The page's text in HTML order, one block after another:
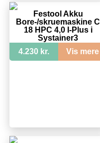
Festool Akku
Bore-/skruemaskine C
18 HPC 4,0 I-Plus i
Systainer3
4.230 kr.
Vis mere